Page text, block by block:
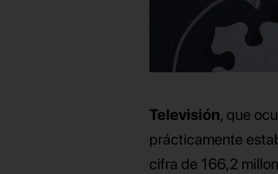
Televisión, que
prácticamente
cifra de 166,2